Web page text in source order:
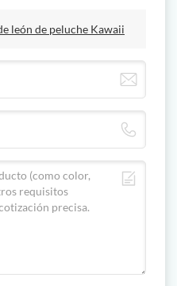
león de peluche Kawaii